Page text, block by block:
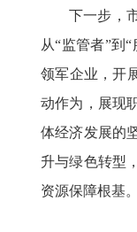
下一步，
从“监管者”到
领军企业，开
动作为，展现
体经济发展的
升与绿色转型
资源保障根基。